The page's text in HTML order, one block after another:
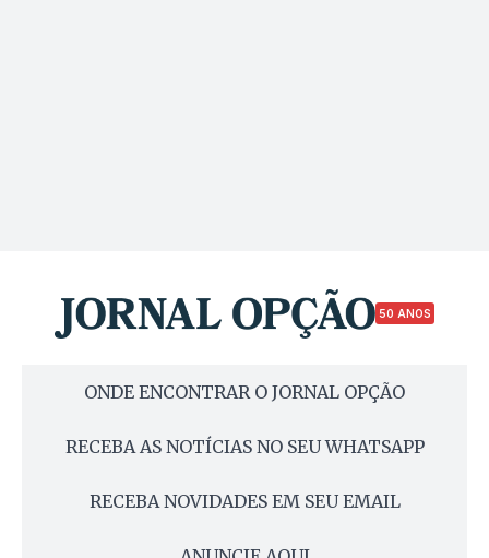
50 ANOS
ONDE ENCONTRAR O JORNAL OPÇÃO
RECEBA AS NOTÍCIAS NO SEU WHATSAPP
RECEBA NOVIDADES EM SEU EMAIL